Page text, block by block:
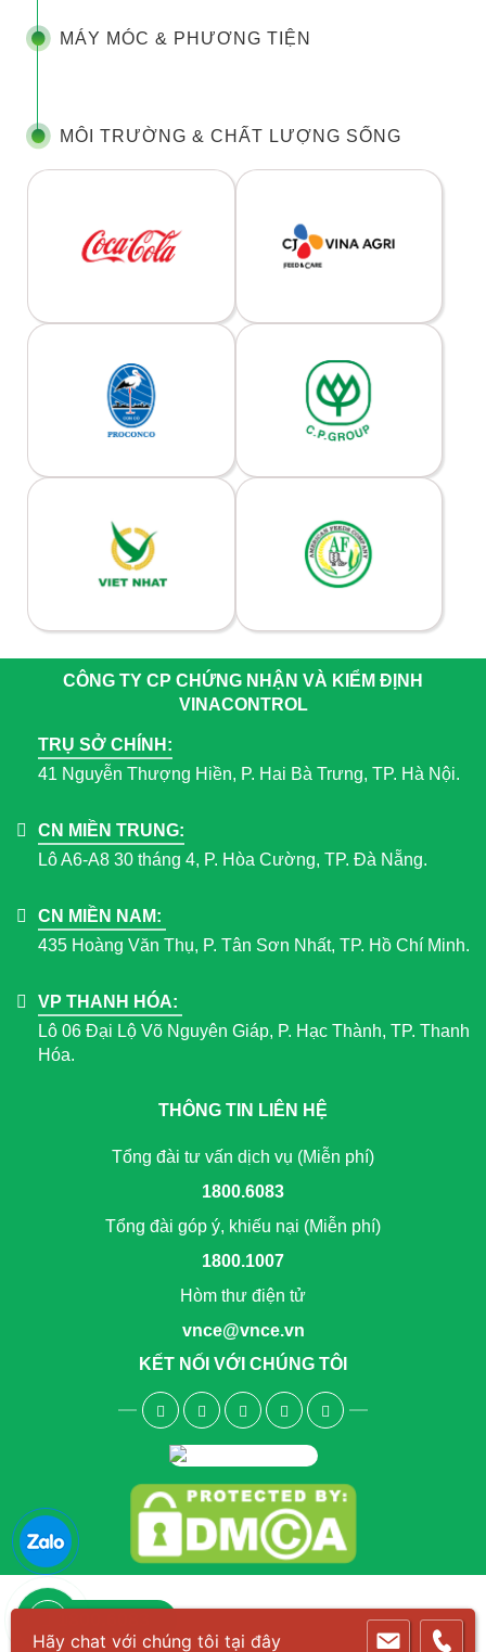
MÁY MÓC & PHƯƠNG TIỆN
MÔI TRƯỜNG & CHẤT LƯỢNG SỐNG
CÔNG TY CP CHỨNG NHẬN VÀ KIỂM ĐỊNH
VINACONTROL
TRỤ SỞ CHÍNH:
41 Nguyễn Thượng Hiền, P. Hai Bà Trưng, TP. Hà Nội.
CN MIỀN TRUNG:
Lô A6-A8 30 tháng 4, P. Hòa Cường, TP. Đà Nẵng.
CN MIỀN NAM:
435 Hoàng Văn Thụ, P. Tân Sơn Nhất, TP. Hồ Chí Minh.
VP THANH HÓA:
Lô 06 Đại Lộ Võ Nguyên Giáp, P. Hạc Thành, TP. Thanh
Hóa.
THÔNG TIN LIÊN HỆ
Tổng đài tư vấn dịch vụ (Miễn phí)
1800.6083
Tổng đài góp ý, khiếu nại (Miễn phí)
1800.1007
Hòm thư điện tử
vnce@vnce.vn
KẾT NỐI VỚI CHÚNG TÔI
Hãy chat với chúng tôi tại đây